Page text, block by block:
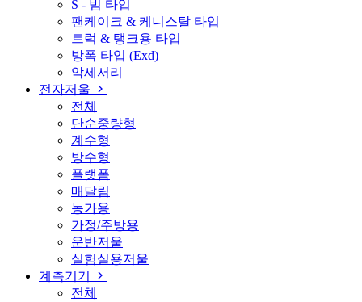
S - 빔 타입
팬케이크 & 케니스탈 타입
트럭 & 탱크용 타입
방폭 타입 (Exd)
악세서리
전자저울
전체
단순중량형
계수형
방수형
플랫폼
매달림
농가용
가정/주방용
운반저울
실험실용저울
계측기기
전체